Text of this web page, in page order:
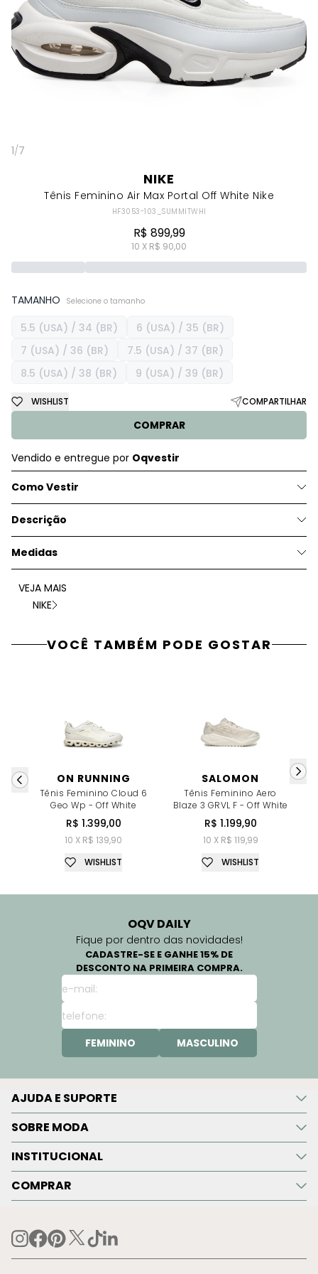
1/7
NIKE
Tênis Feminino Air Max Portal Off White Nike
HF3053-103_SUMMITWHI
R$ 899,99
10 X R$ 90,00
TAMANHO Selecione o tamanho
5.5 (USA) / 34 (BR)
6 (USA) / 35 (BR)
7 (USA) / 36 (BR)
7.5 (USA) / 37 (BR)
8.5 (USA) / 38 (BR)
9 (USA) / 39 (BR)
COMPRAR
WISHLIST COMPARTILHAR
Vendido e entregue por Oqvestir
Como Vestir
Descrição
Medidas
VEJA MAIS
NIKE
VOCÊ TAMBÉM PODE GOSTAR
ON RUNNING
Tênis Feminino Cloud 6
Geo Wp - Off White
R$ 1.399,00
10 X R$ 139,90
WISHLIST
SALOMON
Tênis Feminino Aero
Blaze 3 GRVL F - Off White
R$ 1.199,90
10 X R$ 119,99
WISHLIST
OQV DAILY
Fique por dentro das novidades!
CADASTRE-SE E GANHE 15% DE
DESCONTO NA PRIMEIRA COMPRA.
FEMININO MASCULINO
AJUDA E SUPORTE
SOBRE MODA
INSTITUCIONAL
COMPRAR